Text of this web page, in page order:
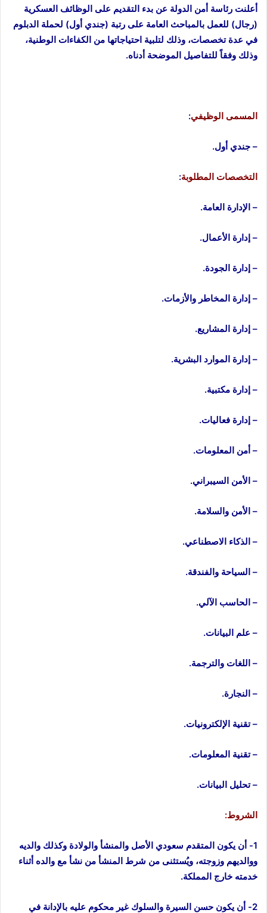
أعلنت رئاسة أمن الدولة عن بدء التقديم على الوظائف العسكرية
(رجال) للعمل بالمباحث العامة على رتبة (جندي أول) لحملة الدبلوم
في عدة تخصصات، وذلك لتلبية احتياجاتها من الكفاءات الوطنية،
وذلك وفقاً للتفاصيل الموضحة أدناه.
المسمى الوظيفي:
– جندي أول.
التخصصات المطلوبة:
– الإدارة العامة.
– إدارة الأعمال.
– إدارة الجودة.
– إدارة المخاطر والأزمات.
– إدارة المشاريع.
– إدارة الموارد البشرية.
– إدارة مكتبية.
– إدارة فعاليات.
– أمن المعلومات.
– الأمن السيبراني.
– الأمن والسلامة.
– الذكاء الاصطناعي.
– السياحة والفندقة.
– الحاسب الآلي.
– علم البيانات.
– اللغات والترجمة.
– النجارة.
– تقنية الإلكترونيات.
– تقنية المعلومات.
– تحليل البيانات.
الشروط:
1- أن يكون المتقدم سعودي الأصل والمنشأ والولادة وكذلك والديه
ووالديهم وزوجته، ويُستثنى من شرط المنشأ من نشأ مع والده أثناء
خدمته خارج المملكة.
2- أن يكون حسن السيرة والسلوك غير محكوم عليه بالإدانة في